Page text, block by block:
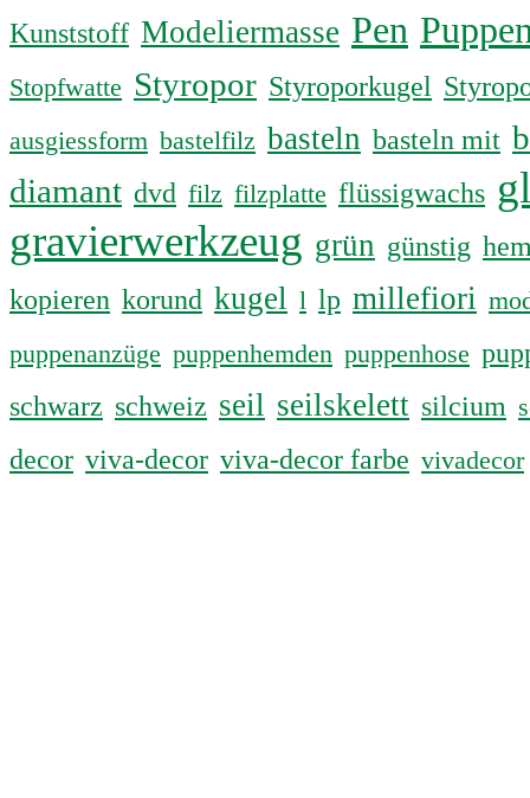
Kunststoff Modeliermasse Pen
Stopfwatte Styropor Styroporkugel
ausgiessform bastelfilz basteln basteln mit
diamant dvd filz filzplatte flüssigwachs
gravierwerkzeug grün günstig
kopieren korund kugel l lp millefiori
puppenanzüge puppenhemden puppenhose
schwarz schweiz seil seilskelett silcium
decor viva-decor viva-decor farbe vivadecor